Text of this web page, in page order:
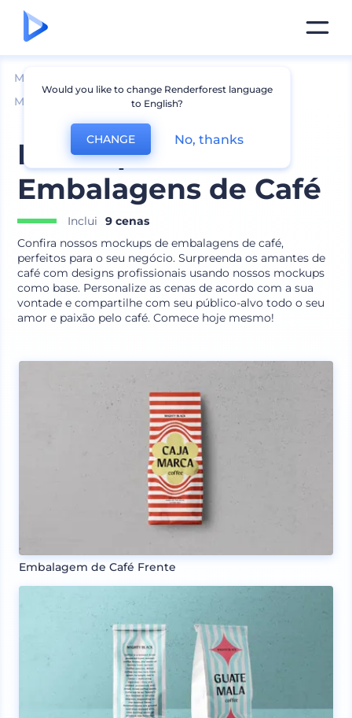
Mockups
Maquete de Saquinho de Café e Chá
Mockups de
Embalagens de Café
Inclui
9 cenas
Confira nossos mockups de embalagens de café,
perfeitos para o seu negócio. Surpreenda os amantes de
café com designs profissionais usando nossos mockups
como base. Personalize as cenas de acordo com a sua
vontade e compartilhe com seu público-alvo todo o seu
amor e paixão pelo café. Comece hoje mesmo!
Embalagem de Café Frente
Would you like to change Renderforest language
to English?
CHANGE No, thanks